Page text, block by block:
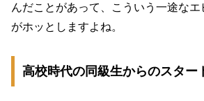
んだことがあって、こういう一途な
がホッとしますよね。
高校時代の同級生からのスター